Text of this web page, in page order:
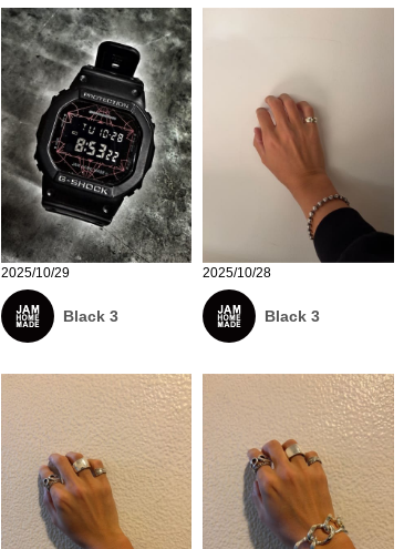
2025/10/29
Black 3
2025/10/28
Black 3